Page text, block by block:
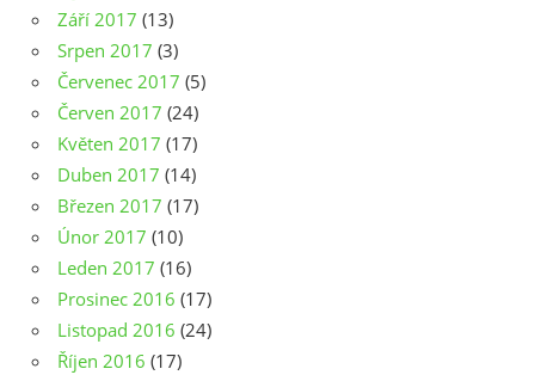
Září 2017 (13)
Srpen 2017 (3)
Červenec 2017 (5)
Červen 2017 (24)
Květen 2017 (17)
Duben 2017 (14)
Březen 2017 (17)
Únor 2017 (10)
Leden 2017 (16)
Prosinec 2016 (17)
Listopad 2016 (24)
Říjen 2016 (17)